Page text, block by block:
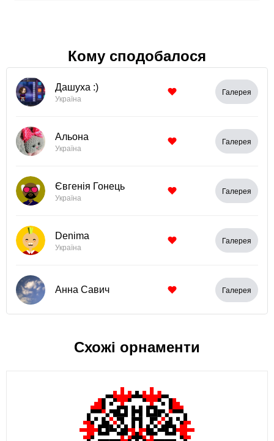
Кому сподобалося
Дашуха :)
Україна
Галерея
Альона
Україна
Галерея
Євгенія Гонець
Україна
Галерея
Denima
Україна
Галерея
Анна Савич Галерея
Схожі орнаменти